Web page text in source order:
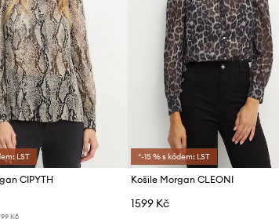
LST
CIPYTH
Kč
*-15 % s kódem: LST
Košile Morgan CLEONI
1599 Kč